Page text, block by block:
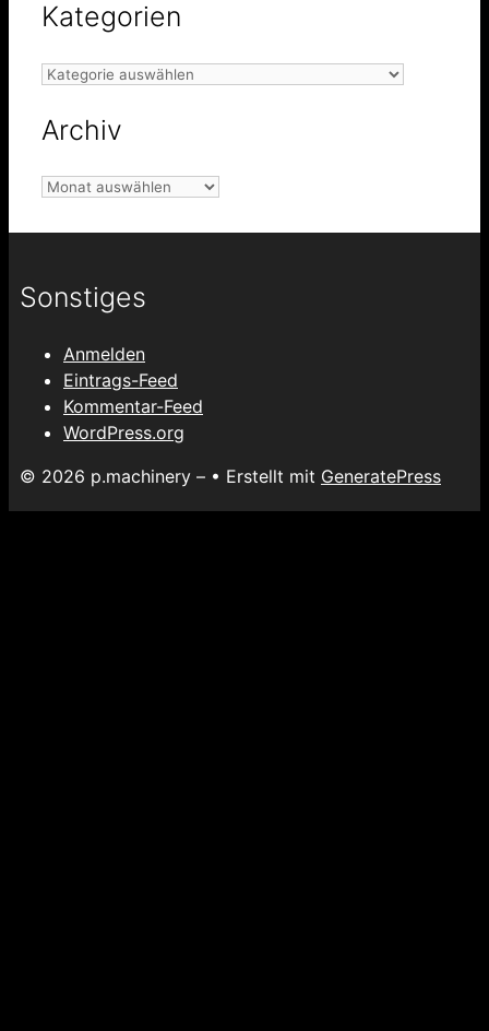
Kategorien
Kategorien
Archiv
Archiv
Sonstiges
Anmelden
Eintrags-Feed
Kommentar-Feed
WordPress.org
© 2026 p.machinery – • Erstellt mit GeneratePress